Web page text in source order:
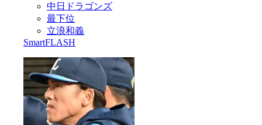
中日ドラゴンズ
最下位
立浪和義
SmartFLASH